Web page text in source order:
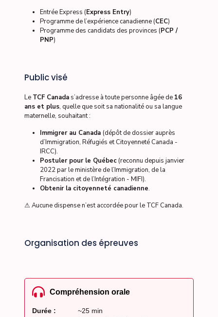
Entrée Express (Express Entry)
Programme de l’expérience canadienne (CEC)
Programme des candidats des provinces (PCP /
PNP)
Public visé
Le TCF Canada s’adresse à toute personne âgée de 16
ans et plus, quelle que soit sa nationalité ou sa langue
maternelle, souhaitant :
Immigrer au Canada (dépôt de dossier auprès
d’Immigration, Réfugiés et Citoyenneté Canada -
IRCC).
Postuler pour le Québec(reconnu depuis janvier
2022 par le ministère de l’Immigration, de la
Francisation et de l’Intégration - MIFI).
Obtenir la citoyenneté canadienne.
⚠ Aucune dispense n’est accordée pour le TCF Canada.
Organisation des épreuves
Compréhension orale
Durée :
~25 min